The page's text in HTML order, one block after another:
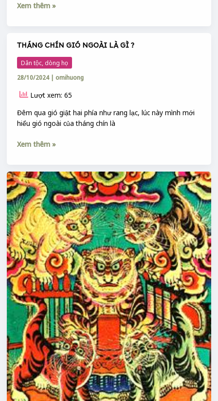
Xem thêm »
THÁNG CHÍN GIÓ NGOÀI LÀ GÌ ?
Dân tộc, dòng họ
28/10/2024 | omihuong
Lượt xem: 65
Đêm qua gió giật hai phía như rang lạc, lúc này mình mới
hiểu gió ngoài của tháng chín là
THÁNG
CHÍN
GIÓ
NGOÀI
LÀ
?
Xem thêm »
NGŨ
VỊ
TÔN
ÔNG